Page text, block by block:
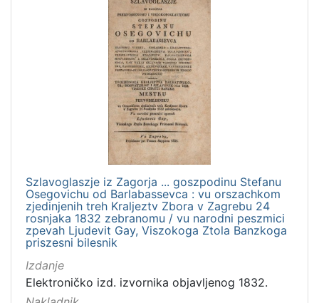
Szlavoglaszje iz Zagorja ... goszpodinu Stefanu
Osegovichu od Barlabassevca : vu orszachkom
zjedinjenih treh Kraljeztv Zbora v Zagrebu 24
rosnjaka 1832 zebranomu / vu narodni peszmici
zpevah Ljudevit Gay, Viszokoga Ztola Banzkoga
priszesni bilesnik
Izdanje
Elektroničko izd. izvornika objavljenog 1832.